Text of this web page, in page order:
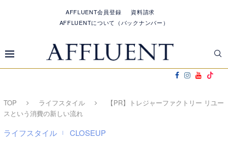
AFFLUENT会員登録
資料請求
AFFLUENTについて（バックナンバー）
TOP ライフスタイル
【PR】トレジャーファクトリー リユー
スという消費の新しい流れ
ライフスタイル CLOSEUP